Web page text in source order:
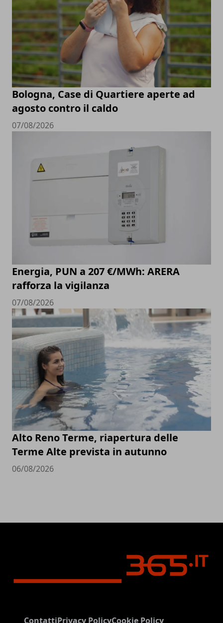
Bologna, Case di Quartiere aperte ad
agosto contro il caldo
07/08/2026
Energia, PUN a 207 €/MWh: ARERA
rafforza la vigilanza
07/08/2026
Alto Reno Terme, riapertura delle
Terme Alte prevista in autunno
06/08/2026
ContattiPrivacy PolicyCookie Policy